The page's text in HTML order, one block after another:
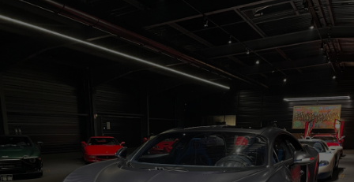
Les véhicules
A vendre
Investir
Nos services
Privatisation
A propos
Partenaires
Infos pratiques